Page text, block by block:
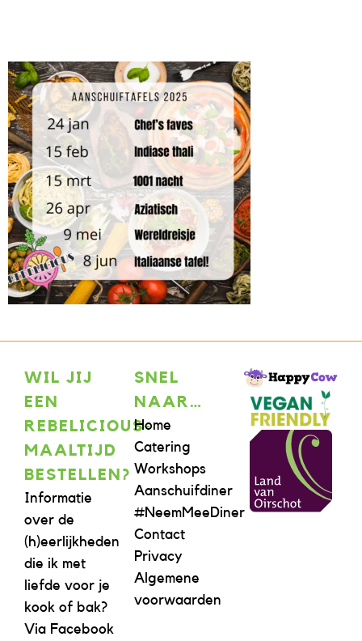
WIL JIJ
EEN
REBELICIOUS-
MAALTIJD
BESTELLEN?
Informatie
over de
(h)eerlijkheden
die ik met
liefde voor je
kook of bak?
Via Facebook
SNEL
NAAR…
Home
Catering
Workshops
Aanschuifdiner
#NeemMeeDiner
Contact
Privacy
Algemene
voorwaarden